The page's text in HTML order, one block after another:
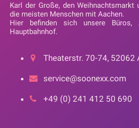
Karl der Große, den Weihnachtsmarkt
die meisten Menschen mit Aachen.
Hier befinden sich unsere Büros,
Hauptbahnhof.
Theaterstr. 70-74, 52062
service@soonexx.com
+49 (0) 241 412 50 690